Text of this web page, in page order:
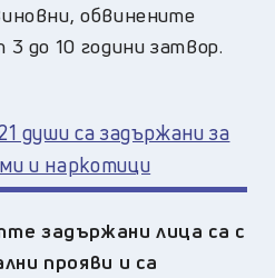
обвинените
до 10 години затвор.
души са задържани за
и наркотици
задържани лица са с
прояви и са